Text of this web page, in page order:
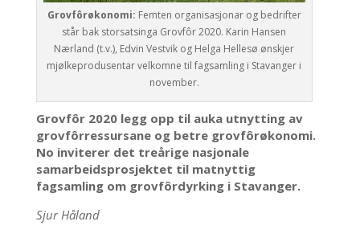
Grovfôrøkonomi: Femten organisasjonar og bedrifter
står bak storsatsinga Grovfôr 2020. Karin Hansen
Nærland (t.v.), Edvin Vestvik og Helga Hellesø ønskjer
mjølkeprodusentar velkomne til fagsamling i Stavanger i
november.
Grovfôr 2020 legg opp til auka utnytting av
grovfôrressursane og betre grovfôrøkonomi.
No inviterer det treårige nasjonale
samarbeidsprosjektet til matnyttig
fagsamling om grovfôrdyrking i Stavanger.
Sjur Håland